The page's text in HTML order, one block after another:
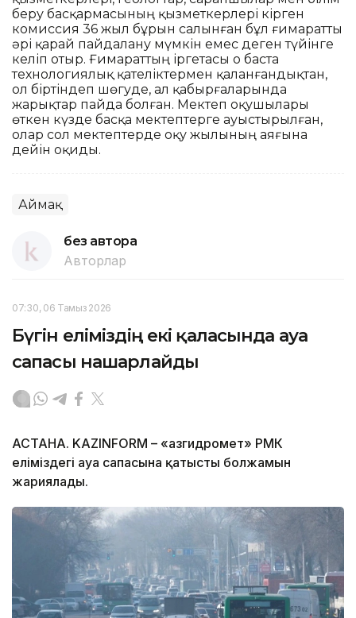
беру басқармасының қызметкерлері кірген
комиссия 36 жыл бұрын салынған бұл ғимаратты
әрі қарай пайдалану мүмкін емес деген түйінге
келіп отыр. Ғимараттың іргетасы о баста
технологиялық қателіктермен қаланғандықтан,
ол біртіндеп шөгуде, ал қабырғаларында
жарықтар пайда болған. Мектеп оқушылары
өткен күзде басқа мектептерге ауыстырылған,
олар сол мектептерде оқу жылының аяғына
дейін оқиды.
Аймақ
без автора
Авторлар
07:30, 06 Тамыз 2026
Бүгін еліміздің екі қаласында ауа
сапасы нашарлайды
АСТАНА. KAZINFORM – «Қазгидромет» РМК
еліміздегі ауа сапасына қатысты болжамын
жариялады.